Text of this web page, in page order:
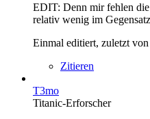
EDIT: Denn mir fehlen
relativ wenig im
Einmal editiert, zuletzt von
Zitieren
T3mo
Titanic-Erforscher